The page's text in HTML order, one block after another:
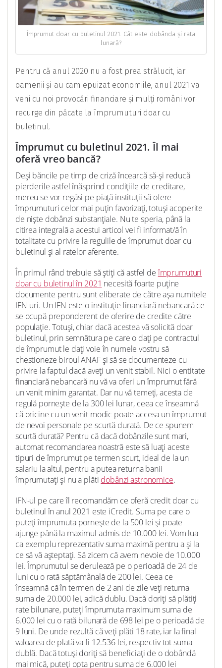
Împrumut doar cu buletinul 2021. Cât este dobânda și rata
lunară?
Pentru că anul 2020 nu a fost prea strălucit, iar
oamenii și-au cam epuizat economiile, anul 2021 va
veni cu noi provocări financiare și mulți români vor
recurge din păcate la împrumuturi doar cu
buletinul.
Împrumut cu buletinul 2021. Îl mai
oferă vreo bancă?
Deși băncile pe timp de criză încearcă să-și reducă
pierderile astfel înăsprind condițiile de creditare,
mereu se vor regăsi pe piață instituții să ofere
împrumuturi celor mai puțin favorizați, totuși acoperite
de niște dobânzi substanțiale. Nu te speria, până la
citirea integrală a acestui articol vei fi informat/ă în
totalitate cu privire la regulile de împrumut doar cu
buletinul și al ratelor aferente.
În primul rând trebuie să știți că astfel deîmprumuturi
doar cu buletinul în 2021 necesită foarte puține
documente pentru sunt eliberate de către așa numitele
IFN-uri. Un IFN este o instituție financiară nebancară ce
se ocupă preponderent de oferire de credite către
populație. Totuși, chiar dacă acestea vă solicită doar
buletinul, prin semnătura pe care o dați pe contractul
de împrumut le dați voie în numele vostru să
chestioneze biroul ANAF și să se documenteze cu
privire la faptul dacă aveți un venit stabil. Nici o entitate
financiară nebancară nu vă va oferi un împrumut fără
un venit minim garantat. Dar nu vă temeți, acesta de
regulă pornește de la 300 lei lunar, ceea ce înseamnă
că oricine cu un venit modic poate accesa un împrumut
de nevoi personale pe scurtă durată. De ce spunem
scurtă durată? Pentru că dacă dobânzile sunt mari,
automat recomandarea noastră este să luați aceste
tipuri de împrumut pe termen scurt, ideal de la un
salariu la altul, pentru a putea returna banii
împrumutați și nu a plăti dobânzi astronomice.
IFN-ul pe care îl recomandăm ce oferă credit doar cu
buletinul în anul 2021 este iCredit. Suma pe care o
puteți împrumuta pornește de la 500 lei și poate
ajunge până la maximul admis de 10.000 lei. Vom lua
ca exemplu reprezentativ suma maximă pentru a și la
ce să vă așteptați. Să zicem că avem nevoie de 10.000
lei. Împrumutul se derulează pe o perioadă de 24 de
luni cu o rată săptămânală de 200 lei. Ceea ce
înseamnă că în termen de 2 ani de zile veți returna
suma de 20.000 lei, adică dublu. Dacă doriți să plătiți
rate bilunare, puteți împrumuta maximum suma de
6.000 lei cu o rată bilunară de 698 lei pe o perioadă de
9 luni. De unde rezultă că veți plăti 18 rate, iar la final
valoarea de plată va fi 12.536 lei, respectiv tot suma
dublă. Dacă totuși doriți să beneficiați de o dobândă
mai mică, puteți opta pentru suma de 6.000 lei